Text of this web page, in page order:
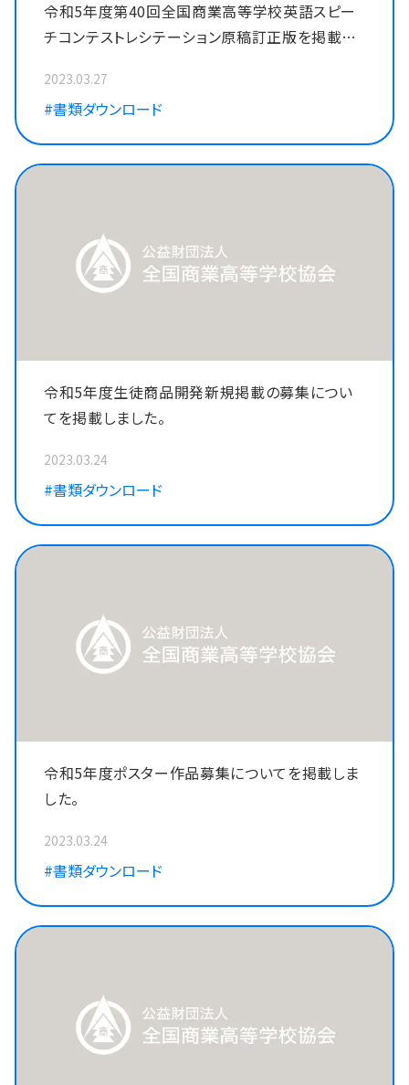
令和5年度第40回全国商業高等学校英語スピー
チコンテストレシテーション原稿訂正版を掲載し
2023.03.27
#書類ダウンロード
令和5年度生徒商品開発新規掲載の募集につい
てを掲載しました。
2023.03.24
#書類ダウンロード
令和5年度ポスター作品募集についてを掲載しま
した。
2023.03.24
#書類ダウンロード